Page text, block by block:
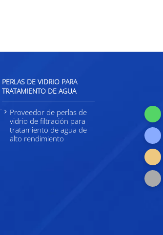
PERLAS DE VIDRIO PARA
TRATAMIENTO DE AGUA
Proveedor de perlas de
vidrio de filtración para
tratamiento de agua de
alto rendimiento